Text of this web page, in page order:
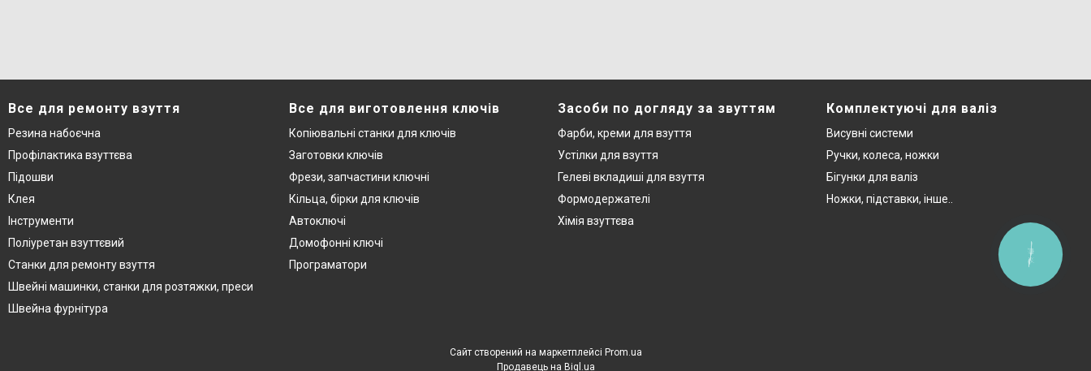
Все для ремонту взуття
Резина набоєчна
Профілактика взуттєва
Підошви
Клея
Інструменти
Поліуретан взуттєвий
Станки для ремонту взуття
Швейні машинки, станки для розтяжки, преси
Швейна фурнітура
Все для виготовлення ключів
Копіювальні станки для ключів
Заготовки ключів
Фрези, запчастини ключні
Кільца, бірки для ключів
Автоключі
Домофонні ключі
Програматори
Засоби по догляду за звуттям
Фарби, креми для взуття
Устілки для взуття
Гелеві вкладиші для взуття
Формодержателі
Хімія взуттєва
Комплектуючі для валіз
Висувні системи
Ручки, колеса, ножки
Бігунки для валіз
Ножки, підставки, інше..
Сайт створений на маркетплейсі Prom.ua
Продавець на Bigl.ua
КНОПКА
ЗВ'ЯЗКУ